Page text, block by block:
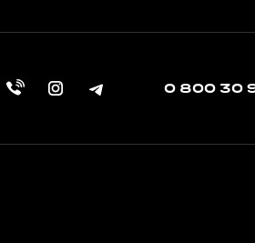
0 800 30